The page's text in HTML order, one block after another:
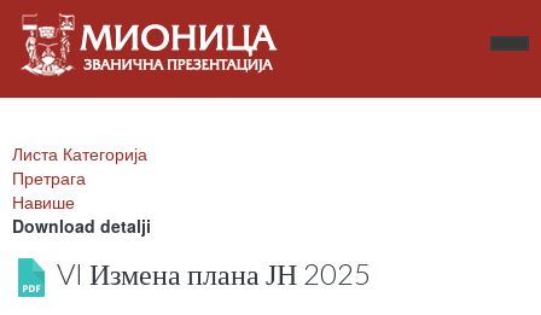
Листа Категорија
Претрага
Навише
Download detalji
VI Измена плана ЈН 2025